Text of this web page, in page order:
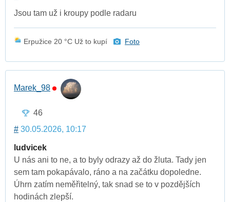
Jsou tam už i kroupy podle radaru
Erpužice 20 °C Už to kupí Foto
Marek_98
46
# 30.05.2026, 10:17
ludvicek
U nás ani to ne, a to byly odrazy až do žluta. Tady jen
sem tam pokapávalo, ráno a na začátku dopoledne.
Úhrn zatím neměřitelný, tak snad se to v pozdějších
hodinách zlepší.